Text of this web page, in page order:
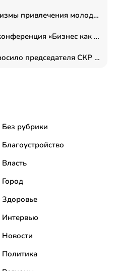
Эксперты обсудили механизмы привлечения молодых специалистов в промышленные города
Переговоры в рамке: как конференция «Бизнес как искусство» переформатирует деловой этикет в стенах ТПП РФ
Руководство «СВОИ» попросило председателя СКР дать правовую оценку обысков в тыловом штабе
Без рубрики
Благоустройство
Власть
Город
Здоровье
Интервью
Новости
Политика